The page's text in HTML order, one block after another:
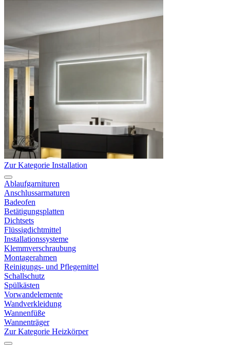
Zur Kategorie Installation
Ablaufgarnituren
Anschlussarmaturen
Badeofen
Betätigungsplatten
Dichtsets
Flüssigdichtmittel
Installationssysteme
Klemmverschraubung
Montagerahmen
Reinigungs- und Pflegemittel
Schallschutz
Spülkästen
Vorwandelemente
Wandverkleidung
Wannenfüße
Wannenträger
Zur Kategorie Heizkörper